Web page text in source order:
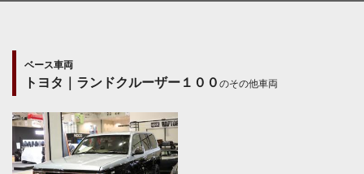
ベース車両
トヨタ｜ランドクルーザー１００ のその他車両